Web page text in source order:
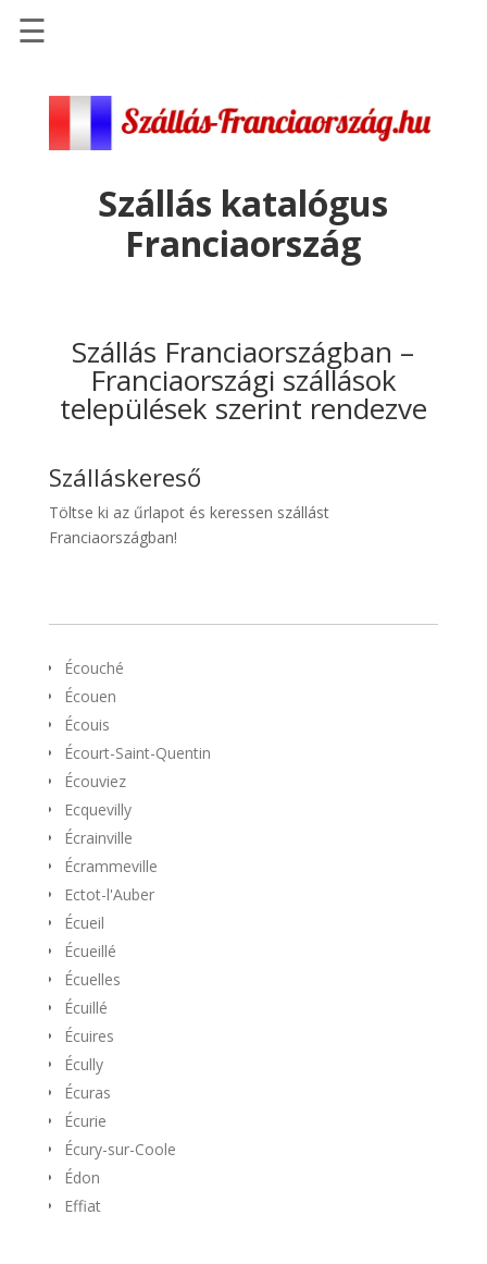
Szállások
Repülőjegy
pénzvisszatérítéssel
Discover
Cars
Transzfer
Taxi
☰
Szállás katalógus
Franciaország
Szállás Franciaországban –
Franciaországi szállások
települések szerint rendezve
Szálláskereső
Töltse ki az űrlapot és keressen szállást
Franciaországban!
Écouché
Écouen
Écouis
Écourt-Saint-Quentin
Écouviez
Ecquevilly
Écrainville
Écrammeville
Ectot-l'Auber
Écueil
Écueillé
Écuelles
Écuillé
Écuires
Écully
Écuras
Écurie
Écury-sur-Coole
Édon
Effiat